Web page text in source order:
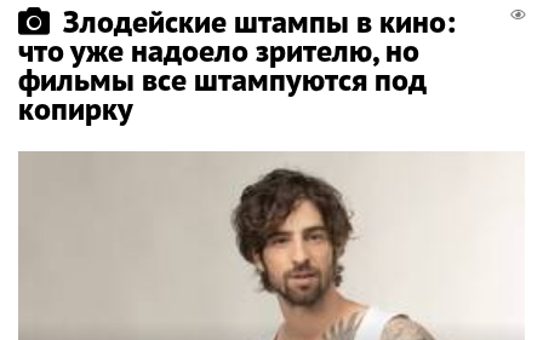
Злодейские штампы в кино:
что уже надоело зрителю, но
фильмы все штампуются под
копирку